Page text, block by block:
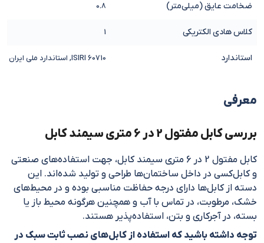
ضخامت عایق (میلی‌متر) 0.8
کلاس هادی الکتریکی 1
استاندارد ISIRI 60710, استاندارد ملی ایران
معرفی
بررسی کابل مفتول 2 در 6 متری سیمند کابل
کابل مفتول 2 در 6 متری سیمند کابل،‌ جهت استفاده‌های صنعتی
و کابل‌کسی در داخل ساختمان‌ها طراحی و تولید شده‌اند. این
دسته از کابل‌ها دارای درجه حفاظت مناسبی بوده و در محیط‌های
خشک، مرطوبت، در تماس با آب و همچنین هرگونه محیط باز یا
بسته، در آجرکاری و بتن، استفاده‌پذیر هستند.
توجه داشته باشید که استفاده از کابل‌های نصب ثابت سبک در